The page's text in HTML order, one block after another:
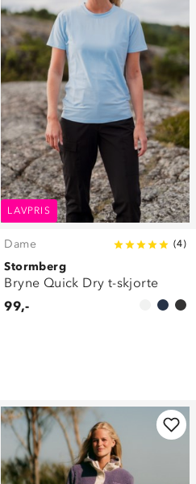
LAVPRIS
Dame (4)
Stormberg
Bryne Quick Dry t-skjorte
99,-